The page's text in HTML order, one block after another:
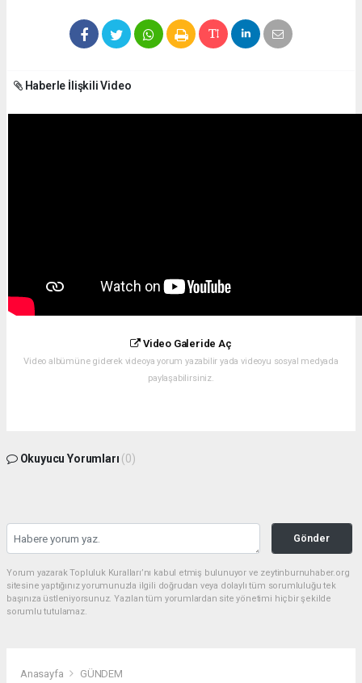
Haberle İlişkili Video
Video Galeride Aç
Video albümüne giderek videoya yorum yazabilir yada videoyu sosyal medyada
paylaşabilirsiniz.
Okuyucu Yorumları (0)
Gönder
Yorum yazarak Topluluk Kuralları’nı kabul etmiş bulunuyor ve zeytinburnuhaber.org
sitesine yaptığınız yorumunuzla ilgili doğrudan veya dolaylı tüm sorumluluğu tek
başınıza üstleniyorsunuz. Yazılan tüm yorumlardan site yönetimi hiçbir şekilde
sorumlu tutulamaz.
Anasayfa GÜNDEM